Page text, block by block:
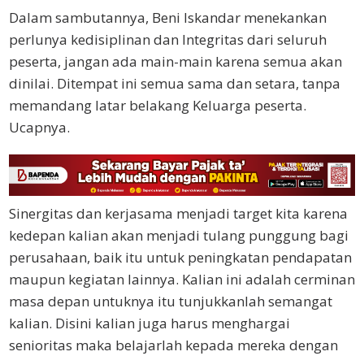
Dalam sambutannya, Beni Iskandar menekankan
perlunya kedisiplinan dan Integritas dari seluruh
peserta, jangan ada main-main karena semua akan
dinilai. Ditempat ini semua sama dan setara, tanpa
memandang latar belakang Keluarga peserta.
Ucapnya.
Sinergitas dan kerjasama menjadi target kita karena
kedepan kalian akan menjadi tulang punggung bagi
perusahaan, baik itu untuk peningkatan pendapatan
maupun kegiatan lainnya. Kalian ini adalah cerminan
masa depan untuknya itu tunjukkanlah semangat
kalian. Disini kalian juga harus menghargai
senioritas maka belajarlah kepada mereka dengan